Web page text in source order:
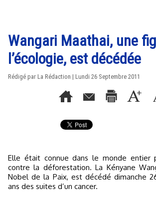
Wangari Maathai, une
l’écologie, est décédée
Rédigé par La Rédaction | Lundi 26 Septembre 2011
Elle était connue dans le monde entier pour son combat
contre la déforestation. La Kényane
Nobel de la Paix, est décédé dimanche
ans des suites d’un cancer.